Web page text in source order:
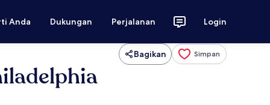
Anda Dukungan Perjalanan Login
Bagikan Simpan